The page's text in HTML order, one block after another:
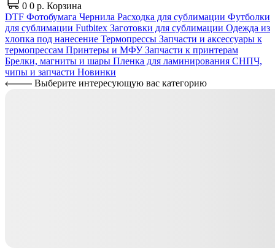
0 0 р. Корзина
DTF Фотобумага Чернила Расходка для сублимации Футболки
для сублимации Futbitex Заготовки для сублимации Одежда из
хлопка под нанесение Термопрессы Запчасти и аксессуары к
термопрессам Принтеры и МФУЗапчасти к принтерам
Брелки, магниты и шары Пленка для ламинирования СНПЧ,
чипы и запчасти Новинки
Выберите интересующую вас категорию